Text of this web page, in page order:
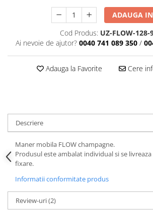
ADAUGA
Cod Produs: UZ-FLOW-128-
Ai nevoie de ajutor? 0040 741 089 350 /
Adauga la Favorite Cere
Descriere
Maner mobila FLOW champagne.
Produsul este ambalat individual si se
fixare.
Informatii conformitate produs
Review-uri(2)